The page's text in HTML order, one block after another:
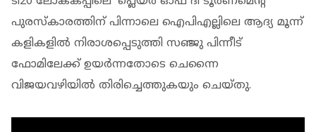
പുരസ്കാരത്തിന് പിന്നാലെ ഐപിഎല്ലിലെ ആദ്യ മൂന്ന്
കളികളില്‍ നിരാശപ്പെടുത്തി സഞ്ജു പിന്നീട്
ഫോമിലേക്ക് ഉയര്‍ന്നതോടെ ചെന്നൈ
വിജയവഴിയില്‍ തിരിച്ചെത്തുകയും ചെയ്തു.